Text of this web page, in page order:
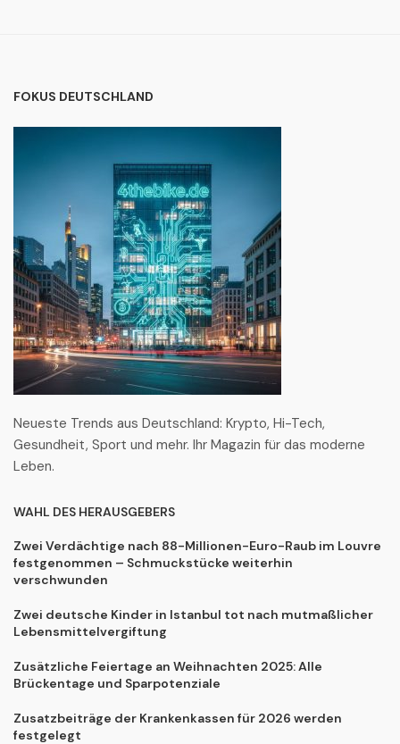
FOKUS DEUTSCHLAND
Neueste Trends aus Deutschland: Krypto, Hi-Tech,
Gesundheit, Sport und mehr. Ihr Magazin für das moderne
Leben.
WAHL DES HERAUSGEBERS
Zwei Verdächtige nach 88-Millionen-Euro-Raub im Louvre
festgenommen – Schmuckstücke weiterhin
verschwunden
Zwei deutsche Kinder in Istanbul tot nach mutmaßlicher
Lebensmittelvergiftung
Zusätzliche Feiertage an Weihnachten 2025: Alle
Brückentage und Sparpotenziale
Zusatzbeiträge der Krankenkassen für 2026 werden
festgelegt